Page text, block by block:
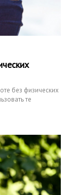
без физических
те